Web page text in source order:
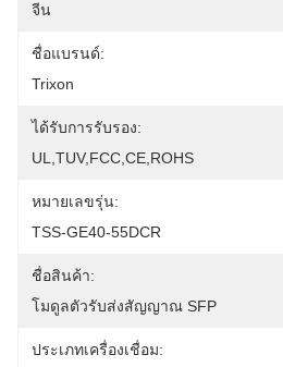
จีน
ชื่อแบรนด์:
Trixon
ได้รับการรับรอง:
UL,TUV,FCC,CE,ROHS
หมายเลขรุ่น:
TSS-GE40-55DCR
ชื่อสินค้า:
โมดูลตัวรับส่งสัญญาณ SFP
ประเภทเครื่องเชื่อม: